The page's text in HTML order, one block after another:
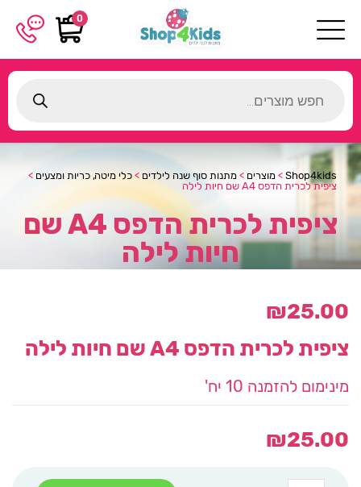
0
search
Shop4kids
> מוצרים > מתנות סוף שנה לילדים > כלי מיטה, כריות ומצעים >
ציפית לכרית הדפס A4 שם חיות לילה
ציפית לכרית הדפס A4 שם
חיות לילה
₪25.00
ציפית לכרית הדפס A4 שם חיות לילה
מינימום להזמנה 10 יח'
₪25.00